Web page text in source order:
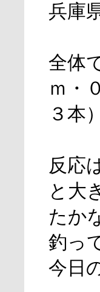
兵庫
全体
ｍ・
３本）
反応
と大
たか
釣っ
今日